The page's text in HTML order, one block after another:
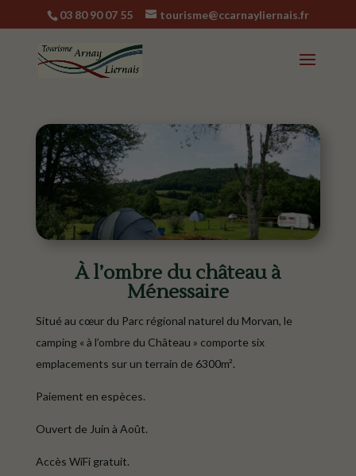
03 80 90 07 55 tourisme@ccarnayliernais.fr
À l’ombre du château à
Ménessaire
Situé au cœur du Parc régional naturel du Morvan, le
camping « à l’ombre du Château » comporte six
emplacements sur un terrain de 6300m².
Paiement en espèces.
Ouvert de Juin à Août.
Accès WiFi gratuit.